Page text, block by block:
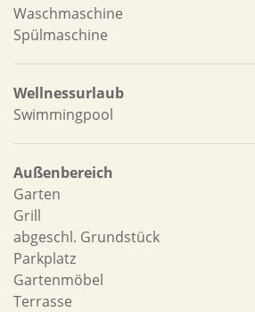
Waschmaschine
Spülmaschine
Wellnessurlaub
Swimmingpool
Außenbereich
Garten
Grill
abgeschl. Grundstück
Parkplatz
Gartenmöbel
Terrasse